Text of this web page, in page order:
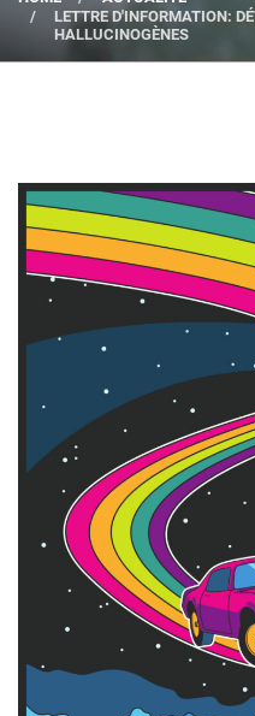
LETTRE D'INFORMATION:
HALLUCINOGÈNES